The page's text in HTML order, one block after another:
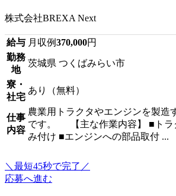
株式会社BREXA Next
給与 月収例370,000円
勤務
地
茨城県 つくばみらい市
寮・
社宅
あり（無料）
仕事
内容
農業用トラクタやエンジンを製造
です。 【主な作業内容】 ■トラ
み付け ■エンジンへの部品取付 ...
＼最短45秒で完了／
応募へ進む